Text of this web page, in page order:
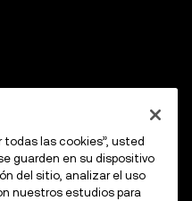
las cookies”, usted
guarden en su dispositivo
del sitio, analizar el uso
nuestros estudios para